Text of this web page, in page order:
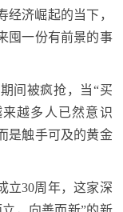
济崛起的当下，
囤一份有前景的事
间被疯抢，当“买
越多人已然意识
是触手可及的黄金
立30周年，这家深